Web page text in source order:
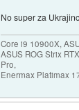
No super za
Core i9 10900X,
ASUS ROG Strix
Pro,
Enermax Platimax